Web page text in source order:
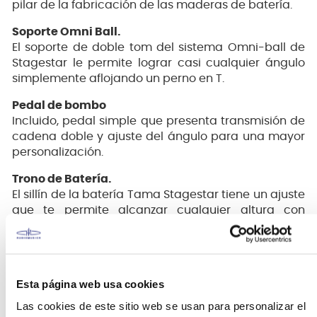
Esta página web usa cookies
Las cookies de este sitio web se usan para personalizar el
pilar de la fabricación de las maderas de batería.
Soporte Omni Ball.
El soporte de doble tom del sistema Omni-ball de
Stagestar le permite lograr casi cualquier ángulo
simplemente aflojando un perno en T.
Pedal de bombo
Incluido, pedal simple que presenta transmisión de
cadena doble y ajuste del ángulo para una mayor
personalización.
Trono de Batería.
El sillín de la batería Tama Stagestar tiene un ajuste
que te permite alcanzar cualquier altura con
simplemente girar el asiento.
Video referencial, este producto no incluye
platillos.